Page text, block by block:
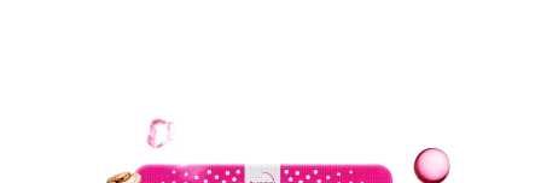
8/10/26